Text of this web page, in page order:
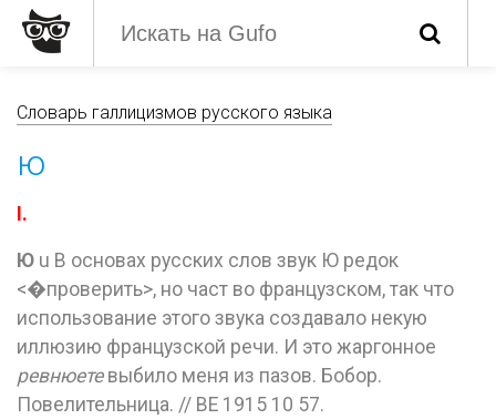
Словарь галлицизмов русского языка
ю
I.
Ю u В основах русских слов звук Ю редок
<�проверить>, но част во французском, так что
использование этого звука создавало некую
иллюзию французской речи. И это жаргонное
ревнюетевыбило меня из пазов. Бобор.
Повелительница. // ВЕ 1915 10 57.